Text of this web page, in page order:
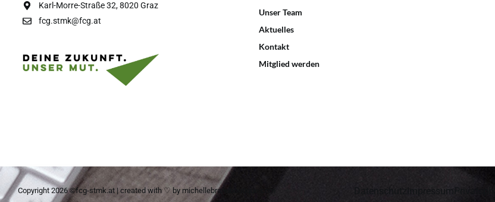
Karl-Morre-Straße 32, 8020 Graz
fcg.stmk@fcg.at
Unser Team
Aktuelles
Kontakt
Mitglied werden
Copyright 2026 ©fcg-stmk.at | created with ♡ by michellebrandboutique.com Datenschutz Impressum